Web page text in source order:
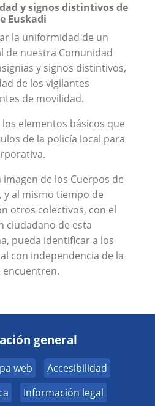
y signos distintivos de
Euskadi
la uniformidad de un
de nuestra Comunidad
y signos distintivos,
de los vigilantes
de movilidad.
elementos básicos que
de la policía local para
de los Cuerpos de
y al mismo tiempo de
otros colectivos, con el
ciudadano de esta
pueda identificar a los
con independencia de la
encuentren.
general
web
Accesibilidad
Información legal